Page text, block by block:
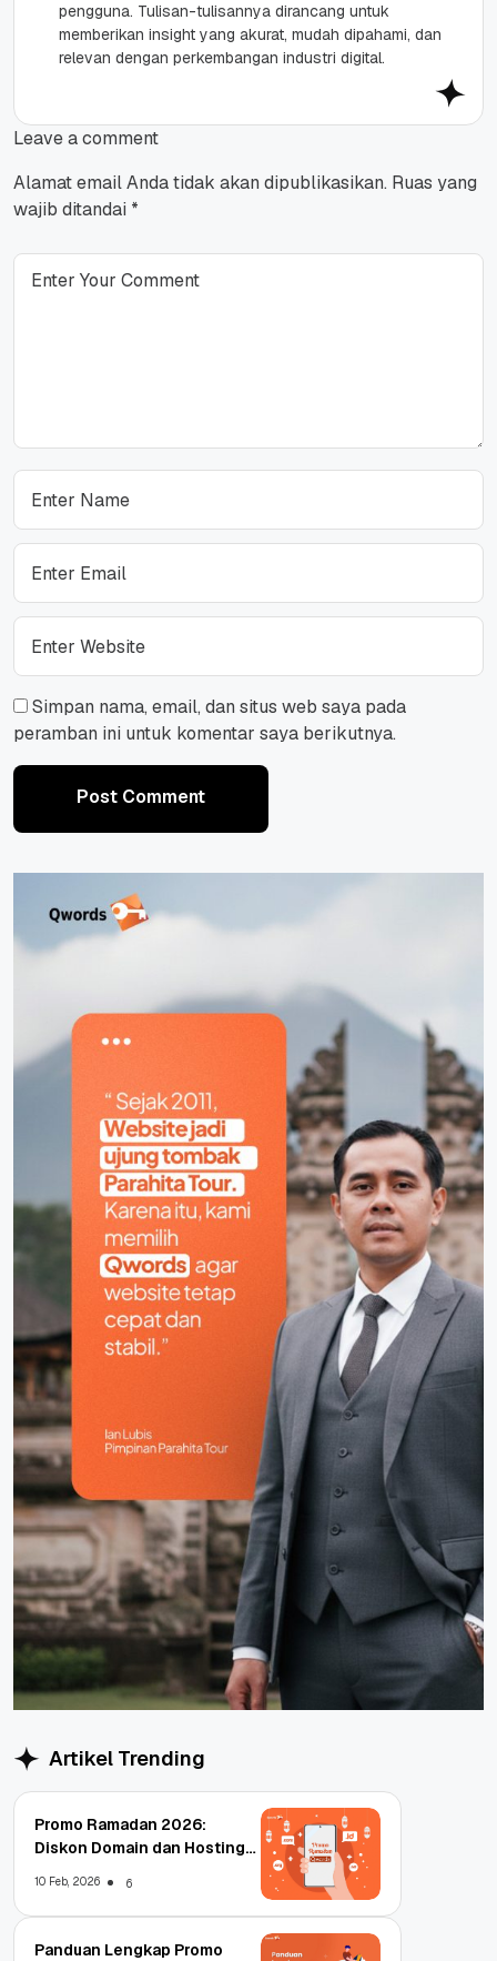
pengguna. Tulisan-tulisannya dirancang untuk
memberikan insight yang akurat, mudah dipahami, dan
relevan dengan perkembangan industri digital.
Leave a comment
Alamat email Anda tidak akan dipublikasikan. Ruas yang
wajib ditandai *
Simpan nama, email, dan situs web saya pada
peramban ini untuk komentar saya berikutnya.
Post Comment
Artikel Trending
Promo Ramadan 2026:
Diskon Domain dan Hosting
10 Feb, 2026 6
Panduan Lengkap Promo